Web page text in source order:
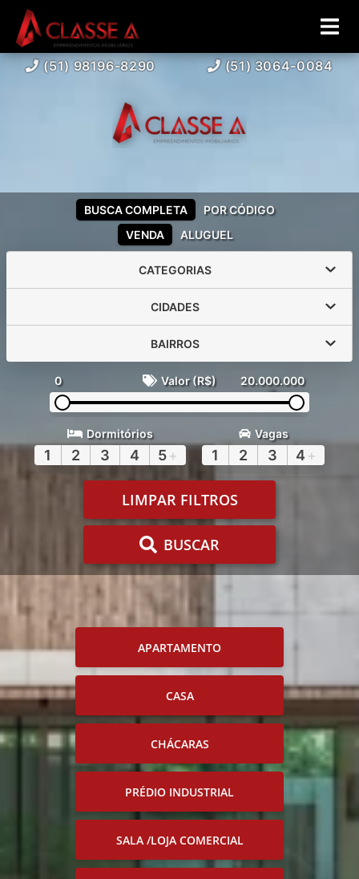
(51) 98196-8290 (51) 3064-0084
VENDA ALUGUEL
BUSCA COMPLETA POR CÓDIGO
CATEGORIAS
CIDADES
BAIRROS
0 Valor (R$) 20.000.000
Dormitórios
1 2 3 4 5+
Vagas
1 2 3 4 +
LIMPAR FILTROS
BUSCAR
APARTAMENTO
CASA
CHÁCARAS
PRÉDIO INDUSTRIAL
SALA /LOJA COMERCIAL